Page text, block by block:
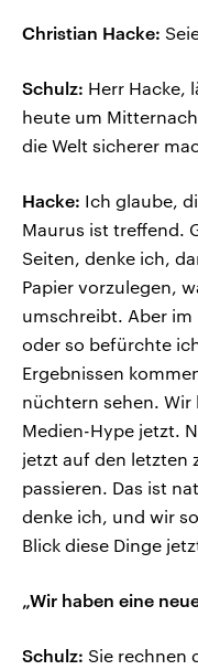
Christian Hacke:
Schulz: Herr Hacke,
heute um
die Welt sicherer
Hacke: Ich glaube,
Maurus ist treffend.
Seiten, denke ich,
Papier vorzulegen,
umschreibt. Aber im
oder so befürchte
Ergebnissen
nüchtern sehen.
Medien-Hype jetzt.
jetzt auf den letzten
passieren. Das ist
denke ich, und wir
Blick diese Dinge
„Wir haben eine
Schulz: Sie rechnen